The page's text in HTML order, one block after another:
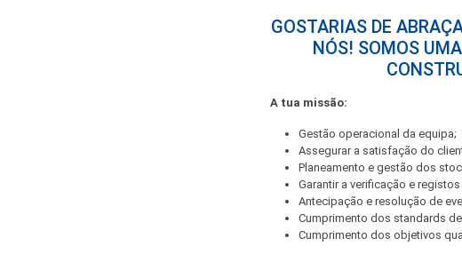
GOSTARIAS DE
NÓS! SOMOS
A tua missão:
Gestão operacional da equipa;
Assegurar a satisfação do
Planeamento e gestão dos
Garantir a verificação e registos
Antecipação e resolução de
Cumprimento dos standards
Cumprimento dos objetivos